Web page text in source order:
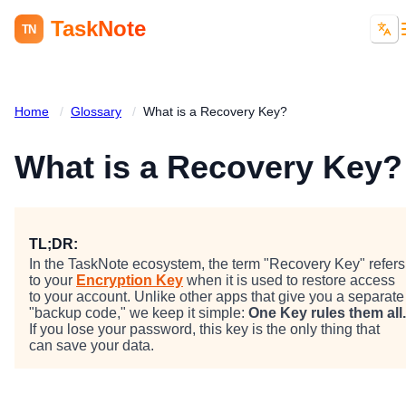
TN TaskNote
Home / Glossary / What is a Recovery Key?
What is a Recovery Key?
TL;DR:
In the TaskNote ecosystem, the term "Recovery Key" refers
to your Encryption Key when it is used to restore access
to your account. Unlike other apps that give you a separate
"backup code," we keep it simple: One Key rules them all.
If you lose your password, this key is the only thing that
can save your data.